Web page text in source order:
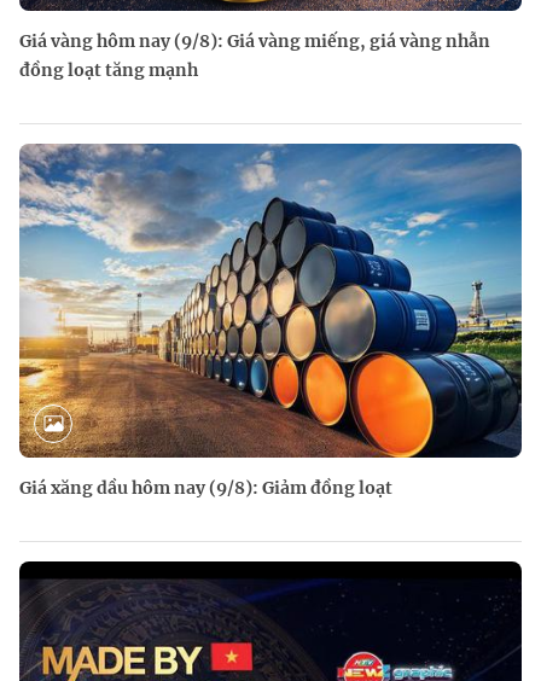
Giá vàng hôm nay (9/8): Giá vàng miếng, giá vàng nhẫn
đồng loạt tăng mạnh
Giá xăng dầu hôm nay (9/8): Giảm đồng loạt